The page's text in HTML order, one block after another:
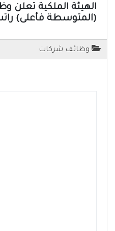
الهيئة الملكية تعلن
(المتوسطة فأعلى) راتب يصل
وظائف شركات